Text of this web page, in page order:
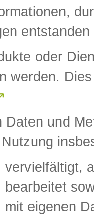
oder
werden.
Daten und
vervielfältigt,
bearbeitet
mit eigenen